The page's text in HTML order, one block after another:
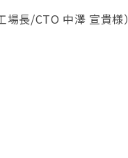
長/CTO 中澤 宣貴様）